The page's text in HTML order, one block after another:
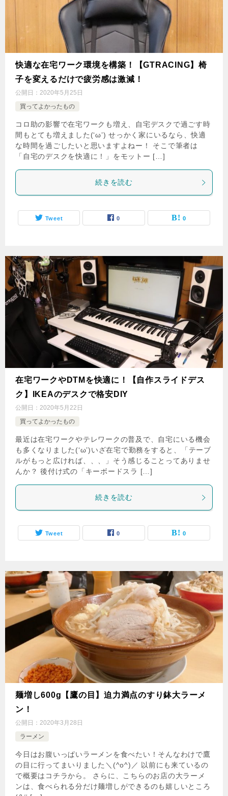
快適な在宅ワーク環境を構築！【GTRACING】椅
子を変えるだけで疲労感は激減！
公開日： 2020年5月25日
買ってよかったもの
コロ助の影響で在宅ワークも増え、自宅デスクで過ごす時
間もとても増えました(‘ω’) せっかく家にいるなら、快適
な時間を過ごしたいと思いますよねー！ そこで筆者は
「自宅のデスクを快適に！」をモットー […]
続きを読む
Tweet 0 0
在宅ワークやDTMを快適に！【自作スライドデス
ク】IKEAのデスクで格安DIY
公開日： 2020年5月22日
買ってよかったもの
最近は在宅ワークやテレワークの普及で、自宅にいる機会
も多くなりました(‘ω’)いざ在宅で勤務をすると、「テーブ
ルがもっと広ければ、、、」そう感じることってありませ
んか？ 後付け式の「キーボードスラ […]
続きを読む
Tweet 0 0
麺増し600g【鷹の目】迫力満点のすり鉢大ラーメ
ン！
公開日： 2020年3月28日
ラーメン
今日はお腹いっぱいラーメンを食べたい！そんなわけで鷹
の目に行ってまいりました＼(^o^)／ 以前にも来ているの
で概要はコチラから。 さらに、こちらのお店の大ラーメ
ンは、食べられる分だけ麺増しができるのも嬉しいところ